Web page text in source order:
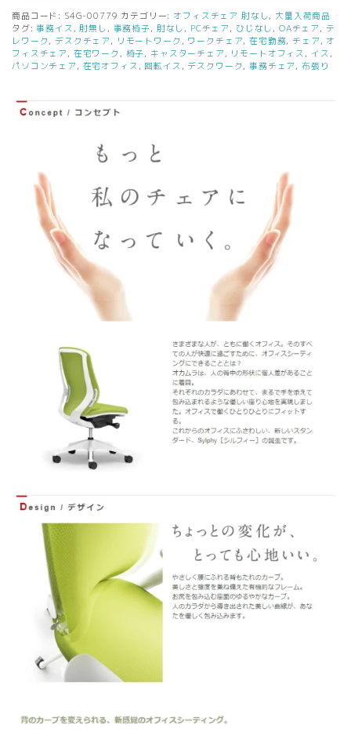
商品コード: S4G-00779 カテゴリー: オフィスチェア 肘なし, 大量入荷商品
タグ:事務イス ,肘無し , 事務椅子 , 肘なし , PCチェア , ひじなし , OAチェア , テ
レワーク , デスクチェア , リモートワーク , ワークチェア,在宅勤務, チェア , オ
フィスチェア , 在宅ワーク , 椅子 , キャスターチェア , リモートオフィス , イス ,
パソコンチェア , 在宅オフィス , 回転イス , デスクワーク ,事務チェア , 布張り